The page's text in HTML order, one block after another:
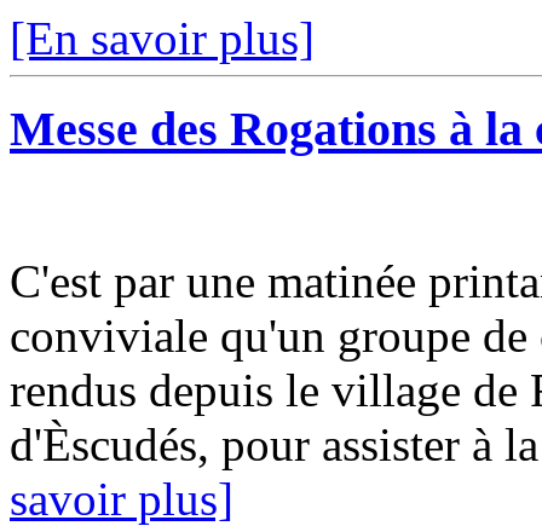
[En savoir plus]
Messe des Rogations à
C'est par une matinée
conviviale qu'un groupe de
rendus depuis le village de
d'Èscudés, pour assister à
savoir plus]